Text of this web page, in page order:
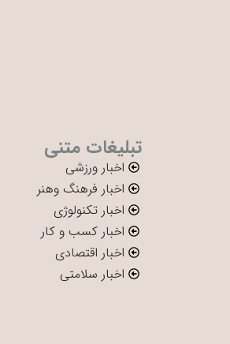
تبلیغات متنی
اخبار ورزشی
اخبار فرهنگ وهنر
اخبار تکنولوژی
اخبار کسب و کار
اخبار اقتصادی
اخبار سلامتی